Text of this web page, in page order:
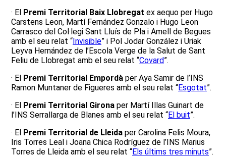
· El Premi Territorial Baix Llobregat ex aequo per Hugo
Carstens Leon, Martí Fernández Gonzalo i Hugo Leon
Carrasco del Col·legi Sant Lluís de Pla i Amell de Begues
amb el seu relat “Invisible” i Pol Jodar González i Uriak
Leyva Hernández de l’Escola Verge de la Salut de Sant
Feliu de Llobregat amb el seu relat “Covard”.
· El Premi Territorial Empordà per Aya Samir de l’INS
Ramon Muntaner de Figueres amb el seu relat “Esgotat”.
· El Premi Territorial Girona per Martí Illas Guinart de
l’INS Serrallarga de Blanes amb el seu relat “El buit”.
· El Premi Territorial de Lleida per Carolina Felis Moura,
Iris Torres Leal i Joana Chica Rodríguez de l’INS Marius
Torres de Lleida amb el seu relat “Els últims tres minuts”.